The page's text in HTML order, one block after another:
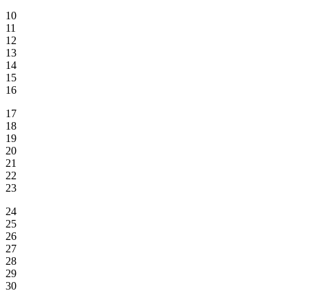
10
11
12
13
14
15
16
17
18
19
20
21
22
23
24
25
26
27
28
29
30